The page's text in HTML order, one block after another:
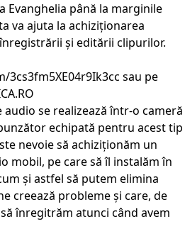
Evanghelia până la marginile
va ajuta la achiziționarea
și editării clipurilor.
sau pe
se realizează într-o cameră
echipată pentru acest tip
nevoie să achiziționăm un
mobil, pe care să îl instalăm în
și astfel să putem elimina
creează probleme și care, de
înregitrăm atunci când avem